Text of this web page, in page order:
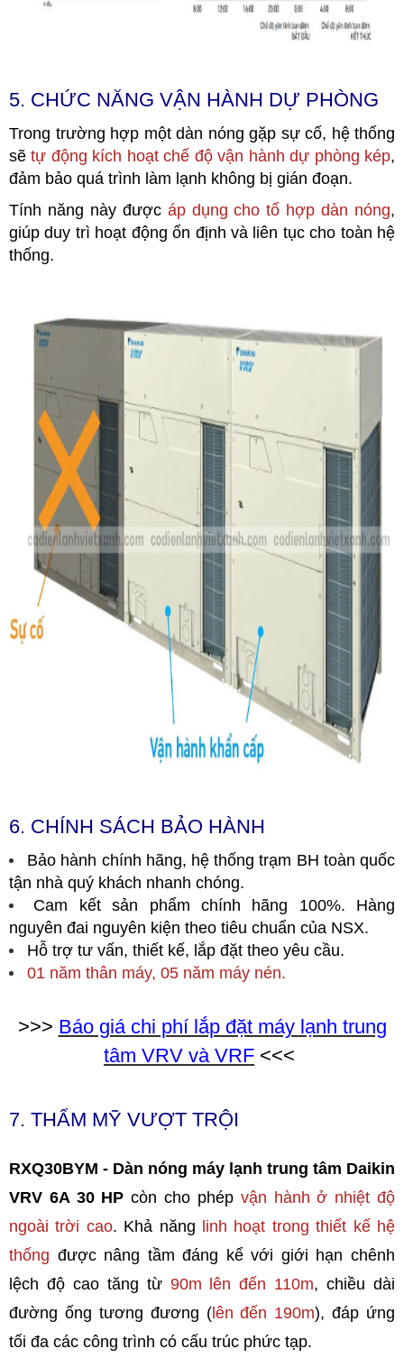
5. CHỨC NĂNG VẬN HÀNH DỰ PHÒNG
Trong trường hợp một dàn nóng gặp sự cố, hệ thống
sẽtự động kích hoạt chế độ vận hành dự phòng kép,
đảm bảo quá trình làm lạnh không bị gián đoạn.
Tính năng này được áp dụng cho tổ hợp dàn nóng,
giúp duy trì hoạt động ổn định và liên tục cho toàn hệ
thống.
6. CHÍNH SÁCH BẢO HÀNH
Bảo hành chính hãng, hệ thống trạm BH toàn quốc
tận nhà quý khách nhanh chóng.
Cam kết sản phẩm chính hãng 100%. Hàng
nguyên đai nguyên kiện theo tiêu chuẩn của NSX.
Hỗ trợ tư vấn, thiết kế, lắp đặt theo yêu cầu.
01 năm thân máy, 05 năm máy nén.
>>> Báo giá chi phí lắp đặt máy lạnh trung
tâm VRV và VRF <<<
7. THẨM MỸ VƯỢT TRỘI
RXQ30BYM - Dàn nóng máy lạnh trung tâm Daikin
VRV 6A 30 HP còn cho phép vận hành ở nhiệt độ
ngoài trời cao. Khả năng linh hoạt trong thiết kế hệ
thống được nâng tầm đáng kể với giới hạn chênh
lệch độ cao tăng từ 90m lên đến 110m, chiều dài
đường ống tương đương (lên đến 190m), đáp ứng
tối đa các công trình có cấu trúc phức tạp.